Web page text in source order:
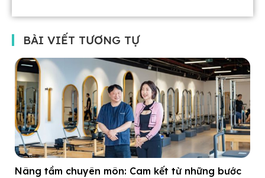
BÀI VIẾT TƯƠNG TỰ
Nâng tầm chuyên môn: Cam kết từ những bước